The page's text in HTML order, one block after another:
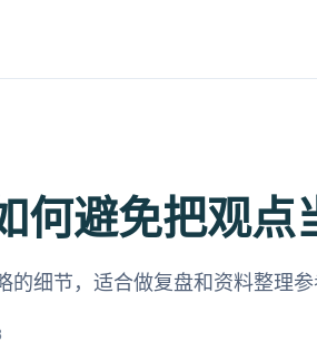
何避免把观点
细节，适合做复盘和资料整理参